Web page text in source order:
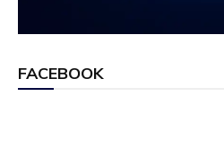
FACEBOOK